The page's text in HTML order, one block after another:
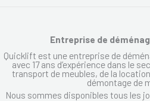
Entreprise de
Quicklift est une entreprise de
avec 17 ans d’expérience dans le
transport de meubles, de la
démontage de
Nous sommes disponibles tous les